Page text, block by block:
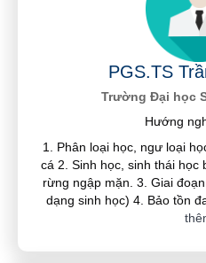
PGS.TS
Trường Đại học
Hướng
1. Phân loại học, ngư loại
cá 2. Sinh học, sinh thái học
rừng ngập mặn. 3. Giai
dạng sinh học) 4. Bảo tồn